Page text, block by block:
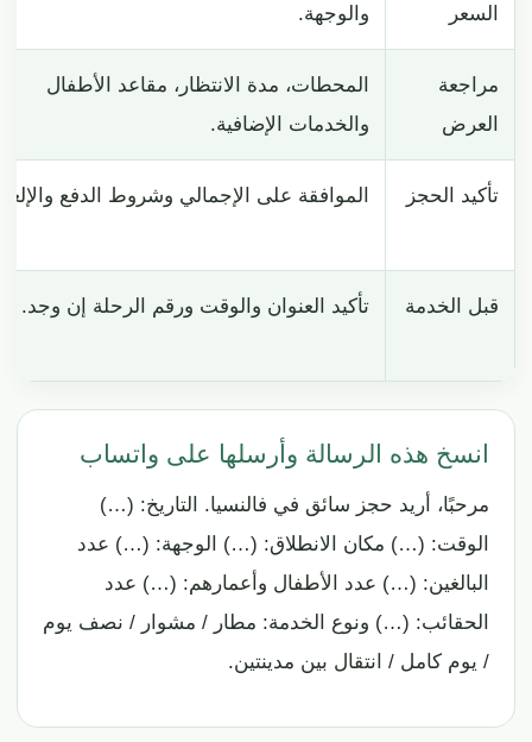
السعر
والوجهة.
مراجعة
العرض
المحطات، مدة الانتظار، مقاعد الأطفال
والخدمات الإضافية.
تأكيد الحجز الموافقة على الإجمالي وشروط الدفع
قبل الخدمة تأكيد العنوان والوقت ورقم الرحلة إن وجد.
انسخ هذه الرسالة وأرسلها على واتساب
مرحبًا، أريد حجز سائق في فالنسيا. التاريخ: (…)
الوقت: (…) مكان الانطلاق: (…) الوجهة: (…) عدد
البالغين: (…) عدد الأطفال وأعمارهم: (…) عدد
الحقائب: (…) ونوع الخدمة: مطار / مشوار / نصف يوم
/ يوم كامل / انتقال بين مدينتين.